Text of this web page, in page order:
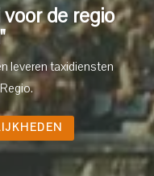
de regio
leveren taxidiensten